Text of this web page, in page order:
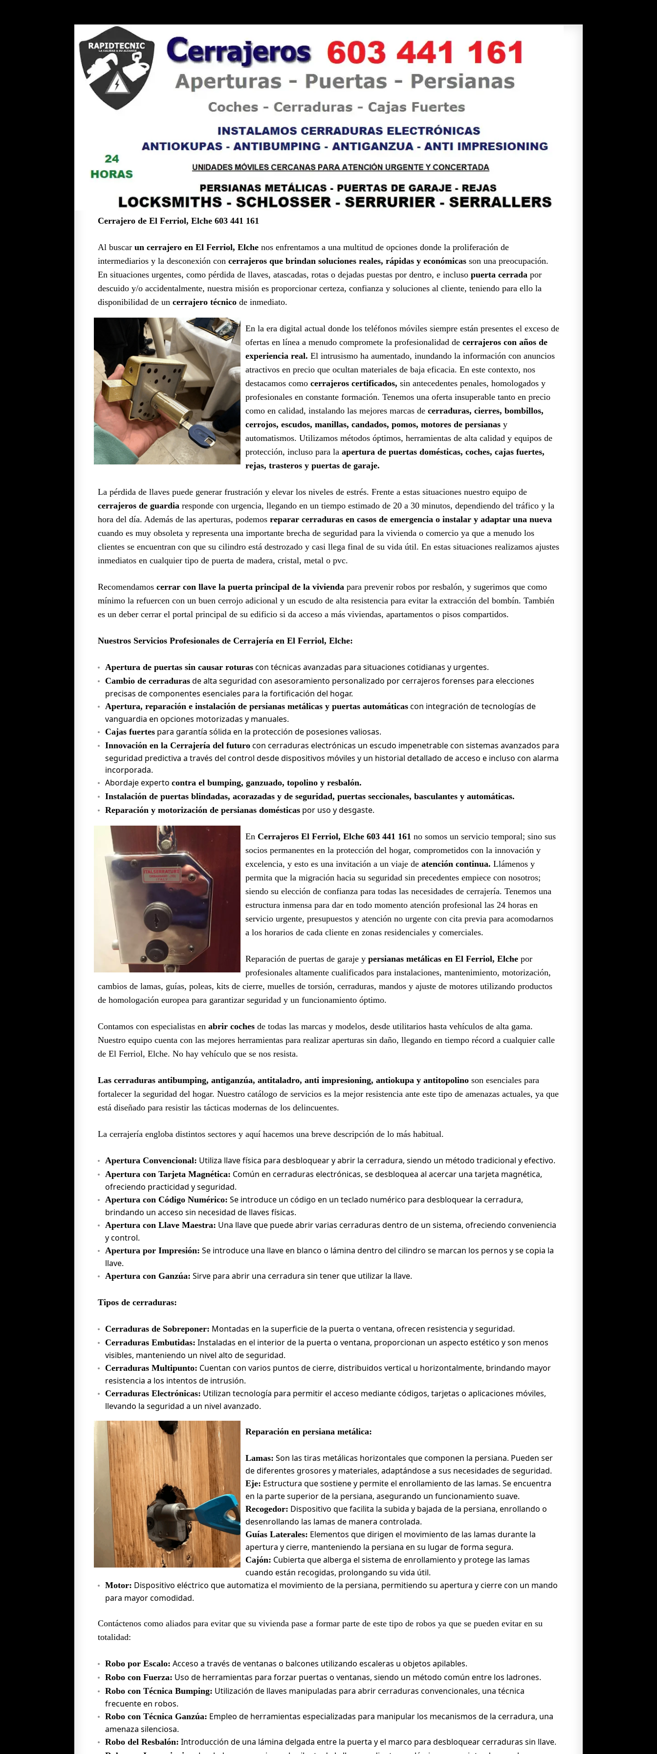
Cerrajero de El Ferriol, Elche 603 441 161
Al buscar un cerrajero en El Ferriol, Elche nos enfrentamos a una multitud de opciones donde la proliferación de
intermediarios y la desconexión con cerrajeros que brindan soluciones reales, rápidas y económicas son una preocupación.
En situaciones urgentes, como pérdida de llaves, atascadas, rotas o dejadas puestas por dentro, e incluso puerta cerrada por
descuido y/o accidentalmente, nuestra misión es proporcionar certeza, confianza y soluciones al cliente, teniendo para ello la
disponibilidad de un cerrajero técnico de inmediato.
En la era digital actual donde los teléfonos móviles siempre están presentes el exceso de
ofertas en línea a menudo compromete la profesionalidad de cerrajeros con años de
experiencia real. El intrusismo ha aumentado, inundando la información con anuncios
atractivos en precio que ocultan materiales de baja eficacia. En este contexto, nos
destacamos como cerrajeros certificados, sin antecedentes penales, homologados y
profesionales en constante formación. Tenemos una oferta insuperable tanto en precio
como en calidad, instalando las mejores marcas de cerraduras, cierres, bombillos,
cerrojos, escudos, manillas, candados, pomos, motores de persianas y
automatismos. Utilizamos métodos óptimos, herramientas de alta calidad y equipos de
protección, incluso para la apertura de puertas domésticas, coches, cajas fuertes,
rejas, trasteros y puertas de garaje.
La pérdida de llaves puede generar frustración y elevar los niveles de estrés. Frente a estas situaciones nuestro equipo de
cerrajeros de guardia responde con urgencia, llegando en un tiempo estimado de 20 a 30 minutos, dependiendo del tráfico y la
hora del día. Además de las aperturas, podemos reparar cerraduras en casos de emergencia o instalar y adaptar una nueva
cuando es muy obsoleta y representa una importante brecha de seguridad para la vivienda o comercio ya que a menudo los
clientes se encuentran con que su cilindro está destrozado y casi llega final de su vida útil. En estas situaciones realizamos ajustes
inmediatos en cualquier tipo de puerta de madera, cristal, metal o pvc.
Recomendamos cerrar con llave la puerta principal de la vivienda para prevenir robos por resbalón, y sugerimos que como
mínimo la refuercen con un buen cerrojo adicional y un escudo de alta resistencia para evitar la extracción del bombín. También
es un deber cerrar el portal principal de su edificio si da acceso a más viviendas, apartamentos o pisos compartidos.
Nuestros Servicios Profesionales de Cerrajería en El Ferriol, Elche:
Apertura de puertas sin causar roturas con técnicas avanzadas para situaciones cotidianas y urgentes.
Cambio de cerraduras de alta seguridad con asesoramiento personalizado por cerrajeros forenses para elecciones
precisas de componentes esenciales para la fortificación del hogar.
Apertura, reparación e instalación de persianas metálicas y puertas automáticas con integración de tecnologías de
vanguardia en opciones motorizadas y manuales.
Cajas fuertes para garantía sólida en la protección de posesiones valiosas.
Innovación en la Cerrajería del futuro con cerraduras electrónicas un escudo impenetrable con sistemas avanzados para
seguridad predictiva a través del control desde dispositivos móviles y un historial detallado de acceso e incluso con alarma
incorporada.
Abordaje experto contra el bumping, ganzuado, topolino y resbalón.
Instalación de puertas blindadas, acorazadas y de seguridad, puertas seccionales, basculantes y automáticas.
Reparación y motorización de persianas domésticas por uso y desgaste.
En Cerrajeros El Ferriol, Elche 603 441 161 no somos un servicio temporal; sino sus
socios permanentes en la protección del hogar, comprometidos con la innovación y
excelencia, y esto es una invitación a un viaje de atención continua. Llámenos y
permita que la migración hacia su seguridad sin precedentes empiece con nosotros;
siendo su elección de confianza para todas las necesidades de cerrajería. Tenemos una
estructura inmensa para dar en todo momento atención profesional las 24 horas en
servicio urgente, presupuestos y atención no urgente con cita previa para acomodarnos
a los horarios de cada cliente en zonas residenciales y comerciales.
Reparación de puertas de garaje y persianas metálicas en El Ferriol, Elche por
profesionales altamente cualificados para instalaciones, mantenimiento, motorización,
cambios de lamas, guías, poleas, kits de cierre, muelles de torsión, cerraduras, mandos y ajuste de motores utilizando productos
de homologación europea para garantizar seguridad y un funcionamiento óptimo.
Contamos con especialistas en abrir coches de todas las marcas y modelos, desde utilitarios hasta vehículos de alta gama.
Nuestro equipo cuenta con las mejores herramientas para realizar aperturas sin daño, llegando en tiempo récord a cualquier calle
de El Ferriol, Elche. No hay vehículo que se nos resista.
Las cerraduras antibumping, antiganzúa, antitaladro, anti impresioning, antiokupa y antitopolino son esenciales para
fortalecer la seguridad del hogar. Nuestro catálogo de servicios es la mejor resistencia ante este tipo de amenazas actuales, ya que
está diseñado para resistir las tácticas modernas de los delincuentes.
La cerrajería engloba distintos sectores y aquí hacemos una breve descripción de lo más habitual.
Apertura Convencional: Utiliza llave física para desbloquear y abrir la cerradura, siendo un método tradicional y efectivo.
Apertura con Tarjeta Magnética: Común en cerraduras electrónicas, se desbloquea al acercar una tarjeta magnética,
ofreciendo practicidad y seguridad.
Apertura con Código Numérico: Se introduce un código en un teclado numérico para desbloquear la cerradura,
brindando un acceso sin necesidad de llaves físicas.
Apertura con Llave Maestra: Una llave que puede abrir varias cerraduras dentro de un sistema, ofreciendo conveniencia
y control.
Apertura por Impresión: Se introduce una llave en blanco o lámina dentro del cilindro se marcan los pernos y se copia la
llave.
Apertura con Ganzúa: Sirve para abrir una cerradura sin tener que utilizar la llave.
Tipos de cerraduras:
Cerraduras de Sobreponer: Montadas en la superficie de la puerta o ventana, ofrecen resistencia y seguridad.
Cerraduras Embutidas: Instaladas en el interior de la puerta o ventana, proporcionan un aspecto estético y son menos
visibles, manteniendo un nivel alto de seguridad.
Cerraduras Multipunto: Cuentan con varios puntos de cierre, distribuidos vertical u horizontalmente, brindando mayor
resistencia a los intentos de intrusión.
Cerraduras Electrónicas: Utilizan tecnología para permitir el acceso mediante códigos, tarjetas o aplicaciones móviles,
llevando la seguridad a un nivel avanzado.
Reparación en persiana metálica:
Lamas: Son las tiras metálicas horizontales que componen la persiana. Pueden ser
de diferentes grosores y materiales, adaptándose a sus necesidades de seguridad.
Eje: Estructura que sostiene y permite el enrollamiento de las lamas. Se encuentra
en la parte superior de la persiana, asegurando un funcionamiento suave.
Recogedor: Dispositivo que facilita la subida y bajada de la persiana, enrollando o
desenrollando las lamas de manera controlada.
Guías Laterales: Elementos que dirigen el movimiento de las lamas durante la
apertura y cierre, manteniendo la persiana en su lugar de forma segura.
Cajón: Cubierta que alberga el sistema de enrollamiento y protege las lamas
cuando están recogidas, prolongando su vida útil.
Motor: Dispositivo eléctrico que automatiza el movimiento de la persiana, permitiendo su apertura y cierre con un mando
para mayor comodidad.
Contáctenos como aliados para evitar que su vivienda pase a formar parte de este tipo de robos ya que se pueden evitar en su
totalidad:
Robo por Escalo: Acceso a través de ventanas o balcones utilizando escaleras u objetos apilables.
Robo con Fuerza: Uso de herramientas para forzar puertas o ventanas, siendo un método común entre los ladrones.
Robo con Técnica Bumping: Utilización de llaves manipuladas para abrir cerraduras convencionales, una técnica
frecuente en robos.
Robo con Técnica Ganzúa: Empleo de herramientas especializadas para manipular los mecanismos de la cerradura, una
amenaza silenciosa.
Robo del Resbalón: Introducción de una lámina delgada entre la puerta y el marco para desbloquear cerraduras sin llave.